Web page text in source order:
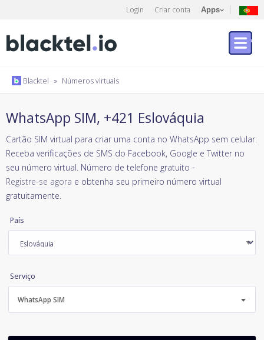
Login Criar conta Apps
Blacktel » Números virtuais
WhatsApp SIM, +421 Eslováquia
Cartão SIM virtual para criar uma conta no WhatsApp sem celular.
Receba verificações de SMS do Facebook, Google e Twitter no
seu número virtual. Número de telefone gratuito -
Registre-se agora e obtenha seu primeiro número virtual
gratuitamente.
País
Serviço
WhatsApp SIM